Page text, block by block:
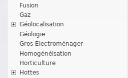
Fusion
Gaz
Géolocalisation
Géologie
Gros Electroménager
Homogénéisation
Horticulture
Hottes